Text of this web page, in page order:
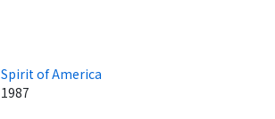
Spirit of America
1987